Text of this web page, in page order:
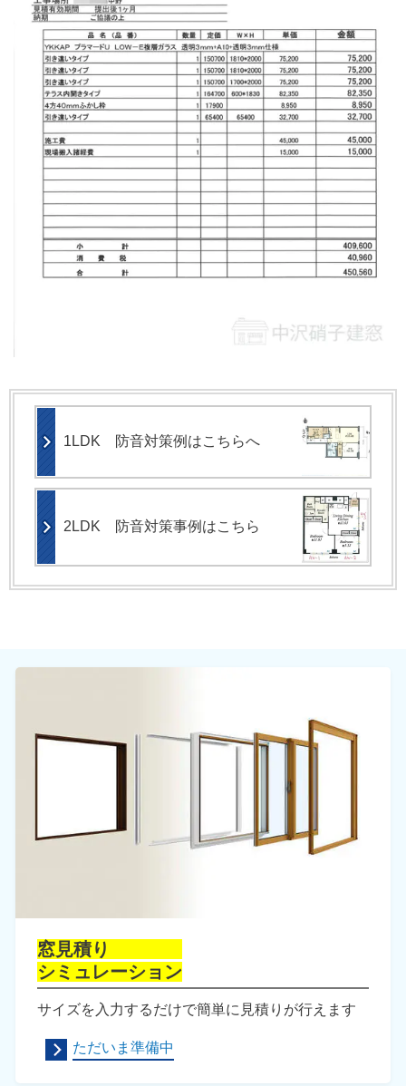
1LDK 防音対策例はこちらへ
2LDK 防音対策事例はこちら
窓見積り
シミュレーション
サイズを入力するだけで簡単に見積りが行えます
ただいま準備中